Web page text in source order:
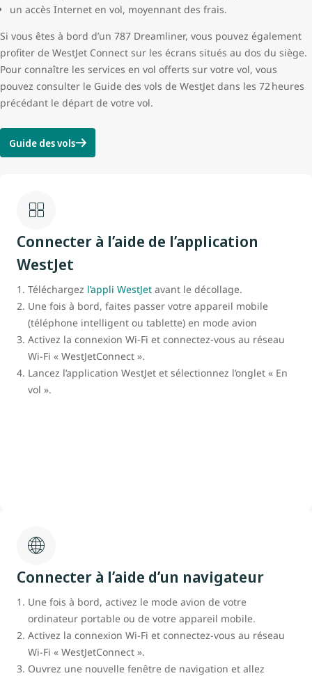
un accès Internet en vol, moyennant des frais.
Si vous êtes à bord d’un 787 Dreamliner, vous pouvez également
profiter de WestJet Connect sur les écrans situés au dos du siège.
Pour connaître les services en vol offerts sur votre vol, vous
pouvez consulter le Guide des vols de WestJet dans les 72 heures
précédant le départ de votre vol.
Guide des vols
Connecter à l’aide de l’application
WestJet
Téléchargez l’appli WestJet avant le décollage.
Une fois à bord, faites passer votre appareil mobile
(téléphone intelligent ou tablette) en mode avion
Activez la connexion Wi-Fi et connectez-vous au réseau
Wi-Fi « WestJetConnect ».
Lancez l’application WestJet et sélectionnez l’onglet « En
vol ».
Connecter à l’aide d’un navigateur
Une fois à bord, activez le mode avion de votre
ordinateur portable ou de votre appareil mobile.
Activez la connexion Wi-Fi et connectez-vous au réseau
Wi-Fi « WestJetConnect ».
Ouvrez une nouvelle fenêtre de navigation et allez